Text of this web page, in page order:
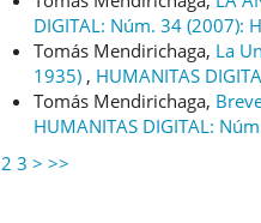
DIGITAL: Núm. 34 (2007):
Tomás Mendirichaga, La
1935) , HUMANITAS
Tomás Mendirichaga,
HUMANITAS DIGITAL:
2 3 > >>